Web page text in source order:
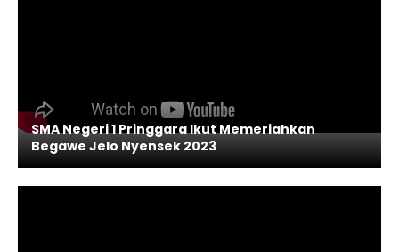
SMA Negeri 1 Pringgara Ikut Memeriahkan
Begawe Jelo Nyensek 2023